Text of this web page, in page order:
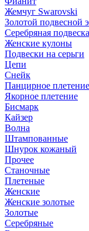
Жемчуг Swarovski
Золотой подвесной
Серебряная
Женские кулоны
Подвески на серьги
Цепи
Снейк
Панцирное плетение
Якорное плетение
Бисмарк
Кайзер
Волна
Штампованные
Шнурок кожаный
Прочее
Станочные
Плетеные
Женские
Женские золотые
Золотые
Серебряные